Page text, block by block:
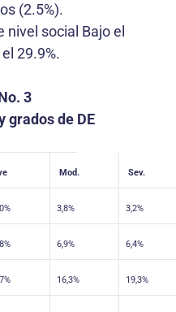
(2.5%).
social Bajo el
29.9%.
3
grados de DE
Mod. Sev.
3,8% 3,2%
6,9% 6,4%
16,3% 19,3%